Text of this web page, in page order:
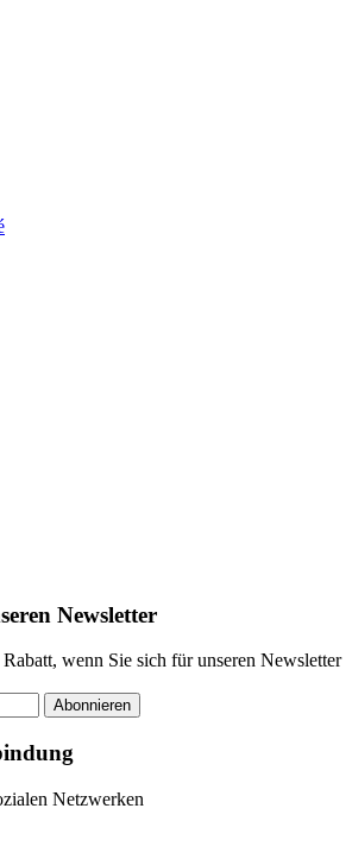
Newsletter
wenn Sie sich für unseren Newsletter
Abonnieren
Netzwerken